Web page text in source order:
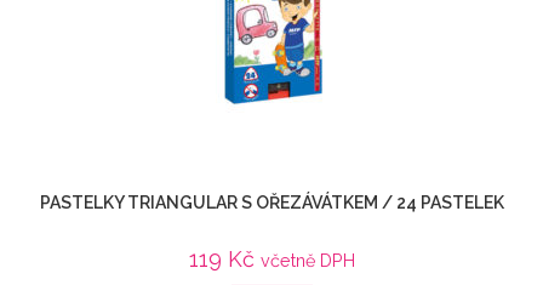
PASTELKY TRIANGULAR S OŘEZÁVÁTKEM / 24 PASTELEK
119 Kč včetně DPH